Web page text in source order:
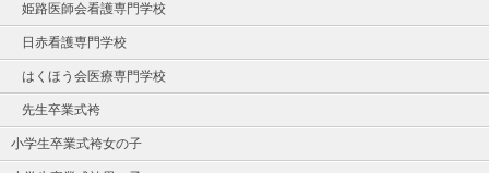
姫路医師会看護専門学校
日赤看護専門学校
はくほう会医療専門学校
先生卒業式袴
小学生卒業式袴女の子